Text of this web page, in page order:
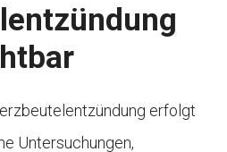
erfolgt
Untersuchungen,